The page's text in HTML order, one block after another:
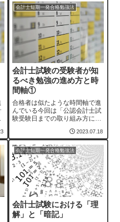
会計士短期一発合格勉強法
会計士試験の受験者が知
るべき勉強の進め方と時
間軸①
合格者は似たような時間軸で進
んでいる今回は「公認会計士試
験受験日までの取り組み方に関
します。仮に試験本番まで１年
以上ある今と、試験本番直前時
期、同じ感覚で同じ勉強のスケ
ジュールを組み、取り組むかと
いう話です。これ...
2023.07.18
会計士短期一発合格勉強法
会計士試験における「理
解」と「暗記」